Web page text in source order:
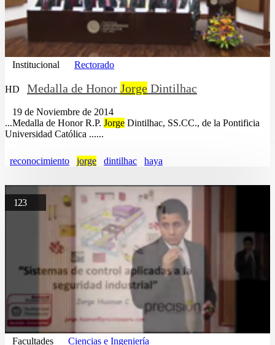
Institucional Rectorado
HD Medalla de Honor Jorge Dintilhac
19 de Noviembre de 2014
...Medalla de Honor R.P. Jorge Dintilhac, SS.CC., de la Pontificia
Universidad Católica ......
reconocimiento jorge dintilhac haya
123
Facultades Ciencias e Ingeniería